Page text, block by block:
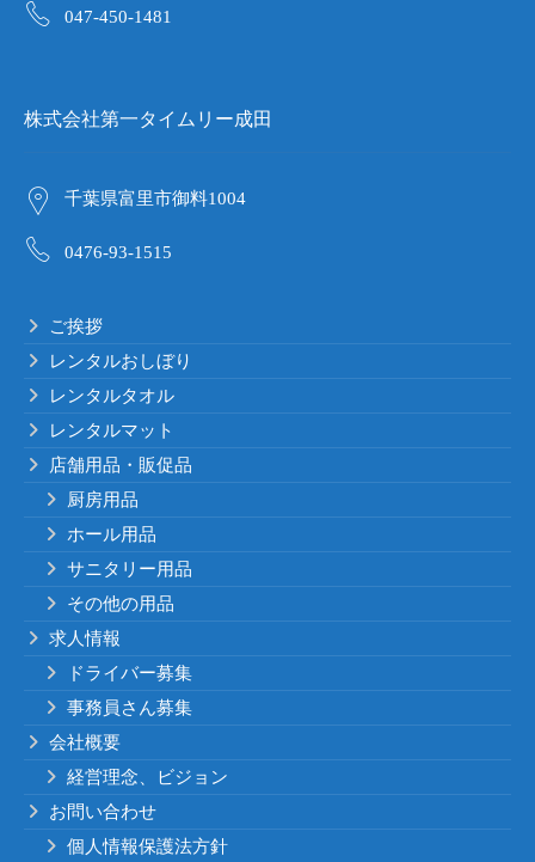
047-450-1481
株式会社第一タイムリー成田
千葉県富里市御料1004
0476-93-1515
ご挨拶
レンタルおしぼり
レンタルタオル
レンタルマット
店舗用品・販促品
厨房用品
ホール用品
サニタリー用品
その他の用品
求人情報
ドライバー募集
事務員さん募集
会社概要
経営理念、ビジョン
お問い合わせ
個人情報保護法方針